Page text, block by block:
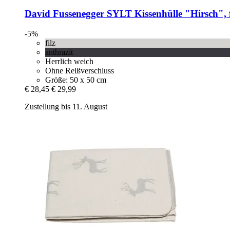
David Fussenegger SYLT Kissenhülle "Hirsch",
-5%
filz
anthrazit
Herrlich weich
Ohne Reißverschluss
Größe: 50 x 50 cm
€ 28,45 € 29,99
Zustellung bis 11. August